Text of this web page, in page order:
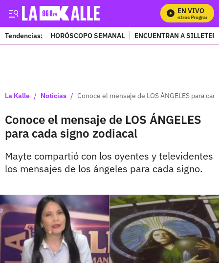
EN VIVO
Tendencias: HORÓSCOPO SEMANAL ENCUENTRAN A
La Kalle / Noticias / Conoce el mensaje de LOS ÁNGELES para
Conoce el mensaje de LOS ÁNGELES
para cada signo zodiacal
Mayte compartió con los oyentes y televidentes
los mensajes de los ángeles para cada signo.